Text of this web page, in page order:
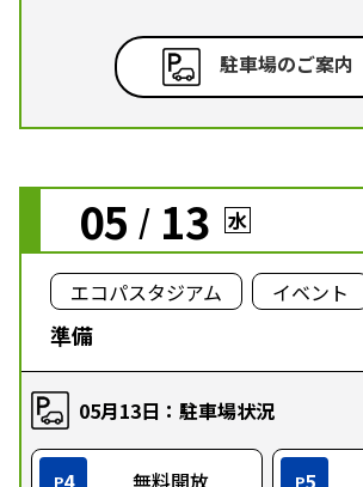
駐車場のご案内
05 / 13 水
エコパスタジアム イベント
準備
05月13日：駐車場状況
P4 無料開放 P5